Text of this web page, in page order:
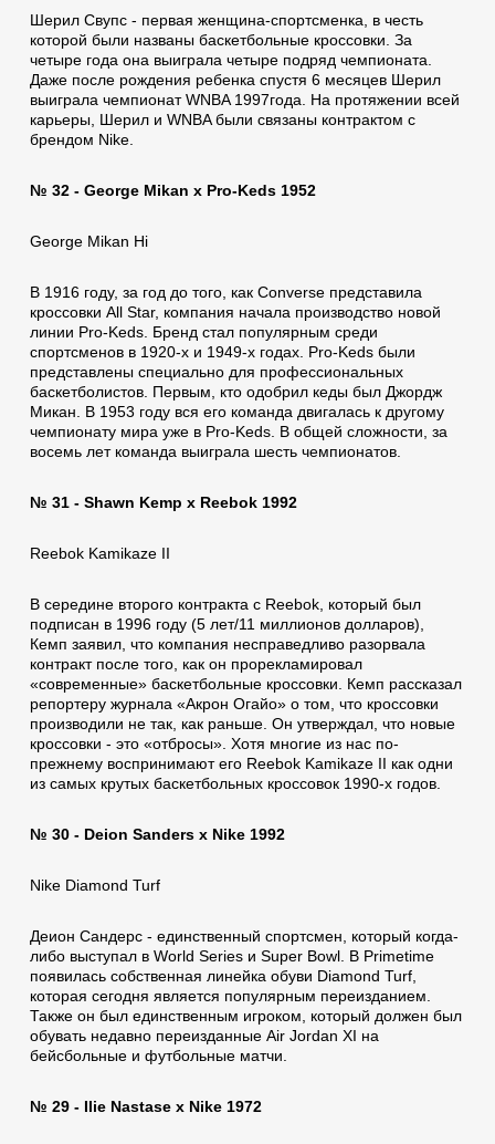
Шерил Свупс - первая женщина-спортсменка, в честь
которой были названы баскетбольные кроссовки. За
четыре года она выиграла четыре подряд чемпионата.
Даже после рождения ребенка спустя 6 месяцев Шерил
выиграла чемпионат WNBA 1997года. На протяжении всей
карьеры, Шерил и WNBA были связаны контрактом с
брендом Nike.
№ 32 - George Mikan x Pro-Keds 1952
George Mikan Hi
В 1916 году, за год до того, как Converse представила
кроссовки All Star, компания начала производство новой
линии Pro-Keds. Бренд стал популярным среди
спортсменов в 1920-х и 1949-х годах. Pro-Keds были
представлены специально для профессиональных
баскетболистов. Первым, кто одобрил кеды был Джордж
Микан. В 1953 году вся его команда двигалась к другому
чемпионату мира уже в Pro-Keds. В общей сложности, за
восемь лет команда выиграла шесть чемпионатов.
№ 31 - Shawn Kemp x Reebok 1992
Reebok Kamikaze II
В середине второго контракта с Reebok, который был
подписан в 1996 году (5 лет/11 миллионов долларов),
Кемп заявил, что компания несправедливо разорвала
контракт после того, как он прорекламировал
«современные» баскетбольные кроссовки. Кемп рассказал
репортеру журнала «Акрон Огайо» о том, что кроссовки
производили не так, как раньше. Он утверждал, что новые
кроссовки - это «отбросы». Хотя многие из нас по-
прежнему воспринимают его Reebok Kamikaze II как одни
из самых крутых баскетбольных кроссовок 1990-х годов.
№ 30 - Deion Sanders x Nike 1992
Nike Diamond Turf
Деион Сандерс - единственный спортсмен, который когда-
либо выступал в World Series и Super Bowl. В Primetime
появилась собственная линейка обуви Diamond Turf,
которая сегодня является популярным переизданием.
Также он был единственным игроком, который должен был
обувать недавно переизданные Air Jordan XI на
бейсбольные и футбольные матчи.
№ 29 - Ilie Nastase x Nike 1972